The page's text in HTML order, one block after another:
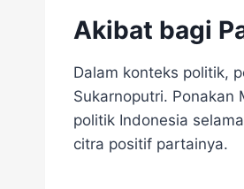
Akibat bagi
Dalam konteks politik,
Sukarnoputri. Ponakan
politik Indonesia
citra positif partainya.